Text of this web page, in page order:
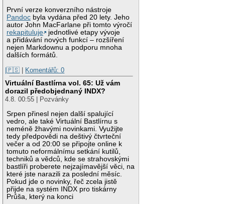
První verze konverzního nástroje
Pandoc byla vydána před 20 lety. Jeho
autor John MacFarlane při tomto výročí
rekapituluje
jednotlivé etapy vývoje
a přidávání nových funkcí – rozšíření
nejen Markdownu a podporu mnoha
dalších formátů.
|🇵🇸 | Komentářů: 0
Virtuální Bastlírna vol. 65: Už vám
dorazil předobjednaný INDX?
4.8. 00:55 | Pozvánky
Srpen přinesl nejen další spalující
vedro, ale také Virtuální Bastlírnu s
neméně žhavými novinkami. Využijte
tedy předpovědi na deštivý čtvrteční
večer a od 20:00 se připojte online k
tomuto neformálnímu setkání kutilů,
techniků a vědců, kde se strahovskými
bastlíři proberete nejzajímavější věci, na
které jste narazili za poslední měsíc.
Pokud jde o novinky, řeč zcela jistě
přijde na systém INDX pro tiskárny
Průša, který na konci